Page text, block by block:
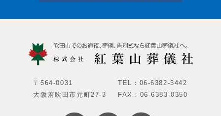
〒564-0031
大阪府吹田市元町27-3
TEL：06-6382-3442
FAX：06-6383-0350